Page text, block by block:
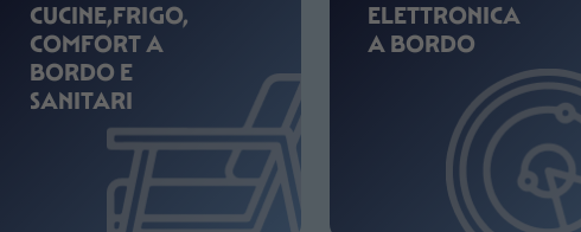
CUCINE,FRIGO,
COMFORT A
BORDO E
SANITARI
ELETTRONICA
A BORDO